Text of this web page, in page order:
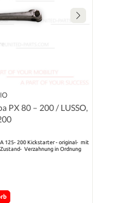
PX 80 – 200 / LUSSO,
125- 200 Kickstarter - original- mit
Verzahnung in Ordnung